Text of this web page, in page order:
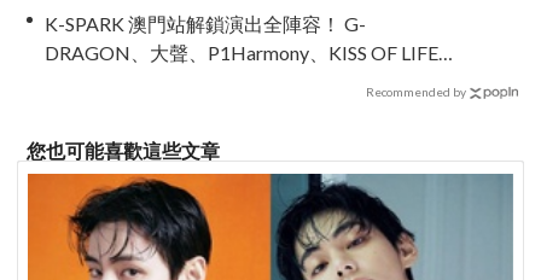
K-SPARK 澳門站解鎖演出全陣容！ G-
DRAGON、大聲、P1Harmony、KISS OF LIFE、
Recommended by
您也可能喜歡這些文章